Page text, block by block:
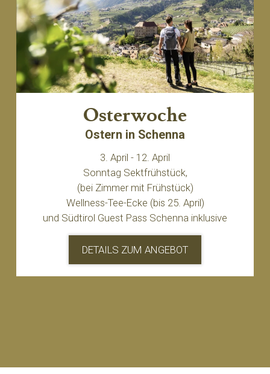
Osterwoche
Ostern in Schenna
3. April - 12. April
Sonntag Sektfrühstück,
(bei Zimmer mit Frühstück)
Wellness-Tee-Ecke (bis 25. April)
und Südtirol Guest Pass Schenna inklusive
DETAILS ZUM ANGEBOT